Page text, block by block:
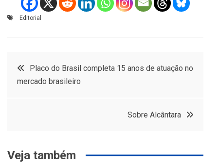
Editorial
Navegação
Placo do Brasil completa 15 anos de atuação no
mercado brasileiro
Sobre Alcântara
Veja também